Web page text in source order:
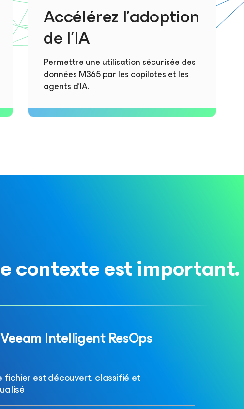
Accélérez l’adoption
de l’IA
Permettre une utilisation sécurisée des
données M365 par les copilotes et les
agents d’IA.
contexte est important.
Veeam Intelligent ResOps
fichier est découvert, classifié et